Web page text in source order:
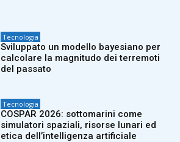
Tecnologia
Sviluppato un modello bayesiano per
calcolare la magnitudo dei terremoti
del passato
Tecnologia
COSPAR 2026: sottomarini come
simulatori spaziali, risorse lunari ed
etica dell’intelligenza artificiale